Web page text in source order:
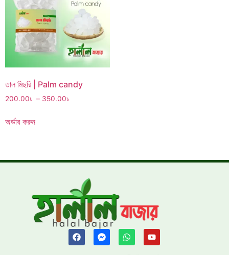
তাল মিছরি | Palm candy
200.00৳ – 350.00৳
অর্ডার করুন